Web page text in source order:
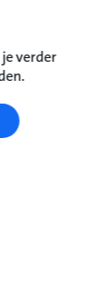
verder